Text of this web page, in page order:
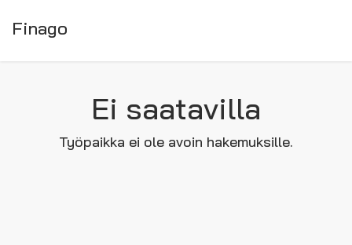
Finago
Ei saatavilla
Työpaikka ei ole avoin hakemuksille.